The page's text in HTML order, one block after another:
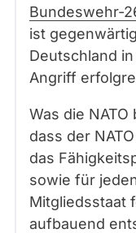
Bundeswehr-
ist
Deutschland
Angriff
Was die
dass der
das
sowie für
Mitgliedsstaat
aufbauend